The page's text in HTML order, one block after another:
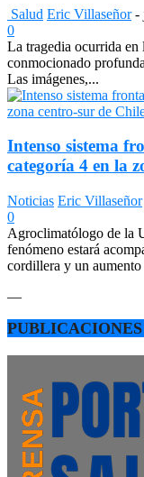
Salud Eric Villaseñor -
0
La tragedia ocurrida
conmocionado
Las imágenes,...
Intenso sistema
categoría 4 en la
Noticias Eric Villaseñor
0
Agroclimatólogo de la
fenómeno estará
cordillera y un
—